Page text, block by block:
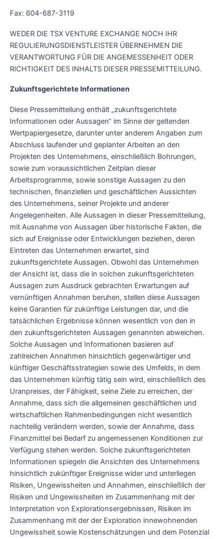
Fax: 604-687-3119
WEDER DIE TSX VENTURE EXCHANGE NOCH IHR
REGULIERUNGSDIENSTLEISTER ÜBERNEHMEN DIE
VERANTWORTUNG FÜR DIE ANGEMESSENHEIT ODER
RICHTIGKEIT DES INHALTS DIESER PRESSEMITTEILUNG.
Zukunftsgerichtete Informationen
Diese Pressemitteilung enthält „zukunftsgerichtete
Informationen oder Aussagen“ im Sinne der geltenden
Wertpapiergesetze, darunter unter anderem Angaben zum
Abschluss laufender und geplanter Arbeiten an den
Projekten des Unternehmens, einschließlich Bohrungen,
sowie zum voraussichtlichen Zeitplan dieser
Arbeitsprogramme, sowie sonstige Aussagen zu den
technischen, finanziellen und geschäftlichen Aussichten
des Unternehmens, seiner Projekte und anderer
Angelegenheiten. Alle Aussagen in dieser Pressemitteilung,
mit Ausnahme von Aussagen über historische Fakten, die
sich auf Ereignisse oder Entwicklungen beziehen, deren
Eintreten das Unternehmen erwartet, sind
zukunftsgerichtete Aussagen. Obwohl das Unternehmen
der Ansicht ist, dass die in solchen zukunftsgerichteten
Aussagen zum Ausdruck gebrachten Erwartungen auf
vernünftigen Annahmen beruhen, stellen diese Aussagen
keine Garantien für zukünftige Leistungen dar, und die
tatsächlichen Ergebnisse können wesentlich von den in
den zukunftsgerichteten Aussagen genannten abweichen.
Solche Aussagen und Informationen basieren auf
zahlreichen Annahmen hinsichtlich gegenwärtiger und
künftiger Geschäftsstrategien sowie des Umfelds, in dem
das Unternehmen künftig tätig sein wird, einschließlich des
Uranpreises, der Fähigkeit, seine Ziele zu erreichen, der
Annahme, dass sich die allgemeinen geschäftlichen und
wirtschaftlichen Rahmenbedingungen nicht wesentlich
nachteilig verändern werden, sowie der Annahme, dass
Finanzmittel bei Bedarf zu angemessenen Konditionen zur
Verfügung stehen werden. Solche zukunftsgerichteten
Informationen spiegeln die Ansichten des Unternehmens
hinsichtlich zukünftiger Ereignisse wider und unterliegen
Risiken, Ungewissheiten und Annahmen, einschließlich der
Risiken und Ungewissheiten im Zusammenhang mit der
Interpretation von Explorationsergebnissen, Risiken im
Zusammenhang mit der der Exploration innewohnenden
Ungewissheit sowie Kostenschätzungen und dem Potenzial